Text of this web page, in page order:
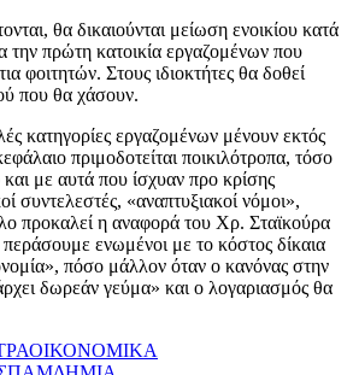
θα δικαιούνται μείωση ενοικίου κατά
την πρώτη κατοικία εργαζομένων που
φοιτητών. Στους ιδιοκτήτες θα δοθεί
που θα χάσουν.
κατηγορίες εργαζομένων μένουν εκτός
πριμοδοτείται ποικιλότροπα, τόσο
με αυτά που ίσχυαν προ κρίσης
συντελεστές, «αναπτυξιακοί νόμοι»,
προκαλεί η αναφορά του Χρ. Σταϊκούρα
ενωμένοι με το κόστος δίκαια
πόσο μάλλον όταν ο κανόνας στην
δωρεάν γεύμα» και ο λογαριασμός θα
ΟΙΚΟΝΟΜΙΚΑ